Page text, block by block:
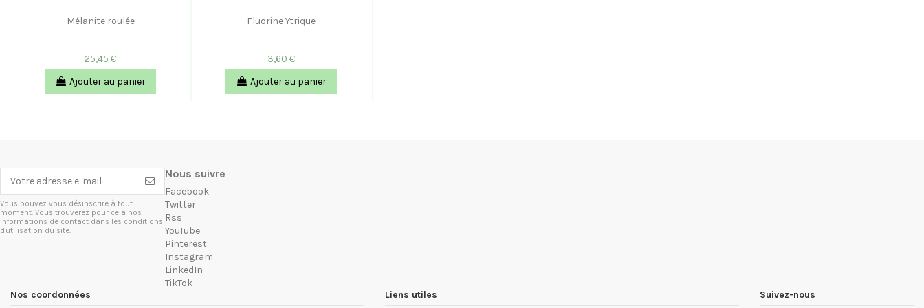
Mélanite roulée
25,45 €
Ajouter au panier
Fluorine Ytrique
3,60 €
Ajouter au panier
Vous pouvez vous désinscrire à tout
moment. Vous trouverez pour cela nos
informations de contact dans les conditions
d'utilisation du site.
Nous suivre
Facebook
Twitter
Rss
YouTube
Pinterest
Instagram
LinkedIn
TikTok
Nos coordonnées
Liens utiles Suivez-nous